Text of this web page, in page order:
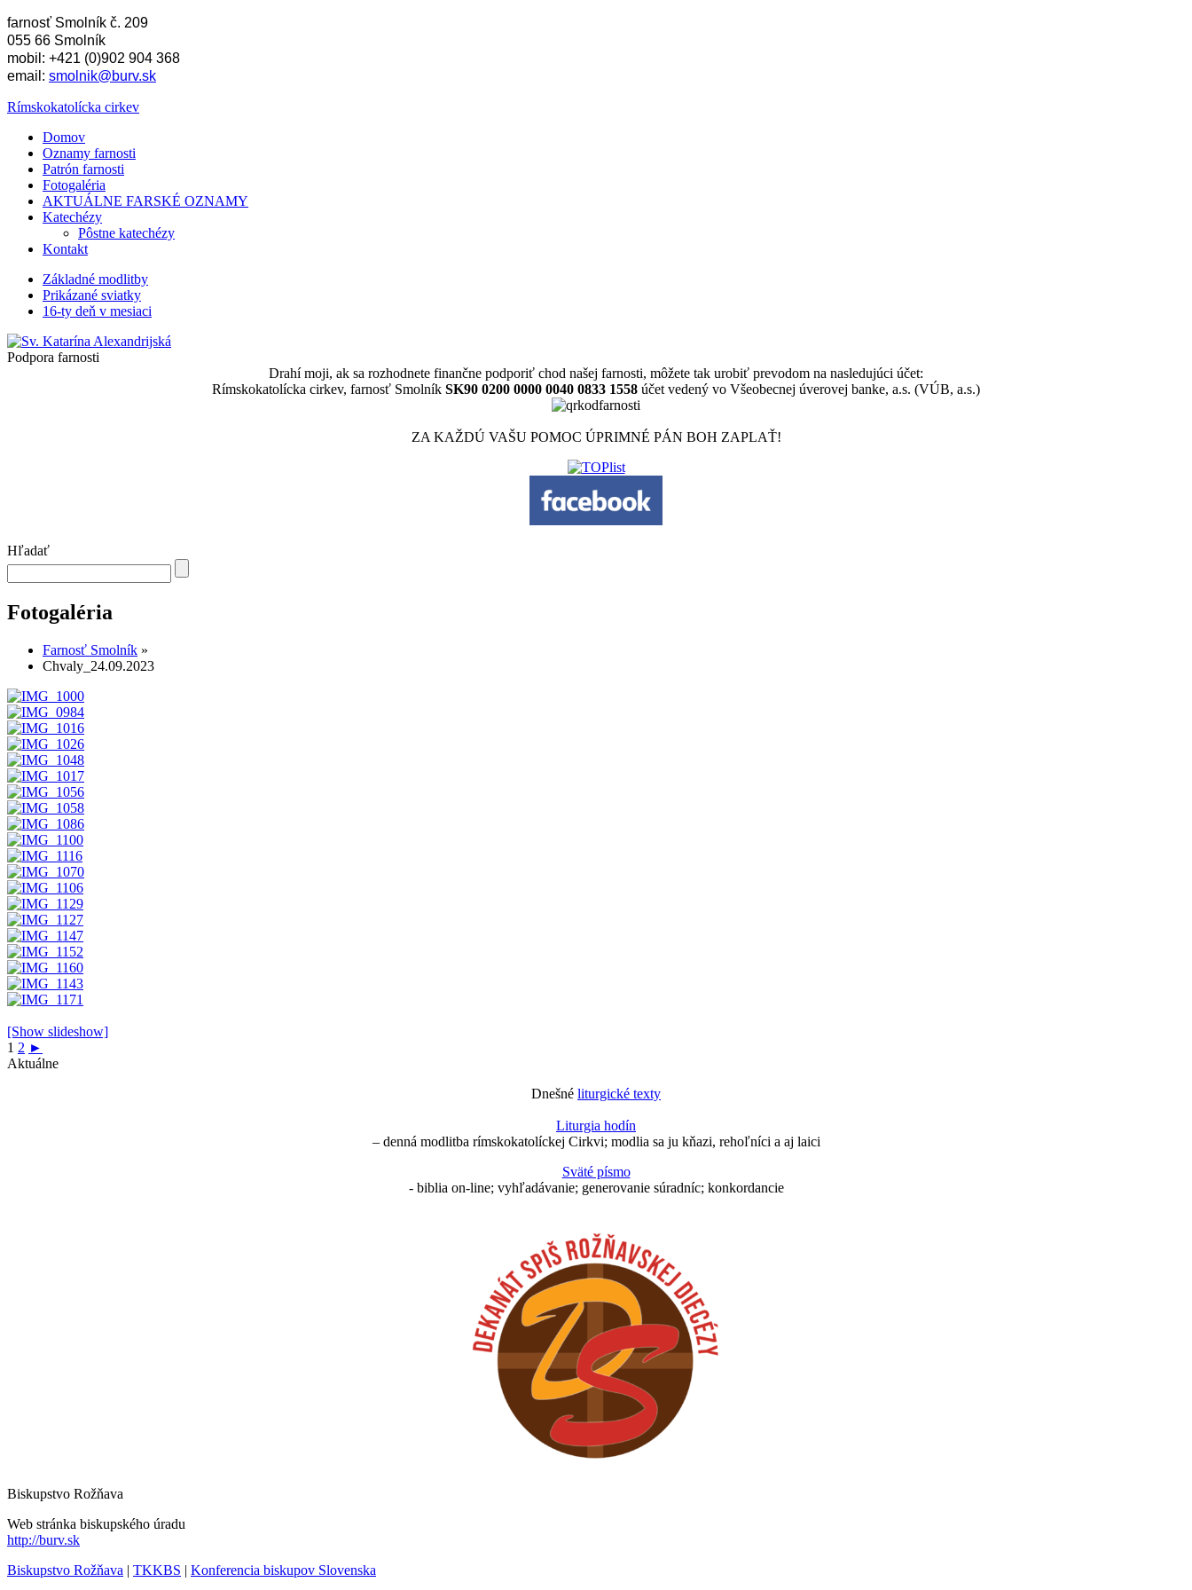
farnosť Smolník č. 209
055 66 Smolník
mobil: +421 (0)902 904 368
email: smolnik@burv.sk
Rímskokatolícka cirkev
Domov
Oznamy farnosti
Patrón farnosti
Fotogaléria
AKTUÁLNE FARSKÉ OZNAMY
Katechézy
Pôstne katechézy
Kontakt
Základné modlitby
Prikázané sviatky
16-ty deň v mesiaci
Podpora farnosti
Drahí moji, ak sa rozhodnete finančne podporiť chod našej farnosti, môžete tak urobiť prevodom na nasledujúci účet:
Rímskokatolícka cirkev, farnosť Smolník SK90 0200 0000 0040 0833 1558 účet vedený vo Všeobecnej úverovej banke, a.s. (VÚB, a.s.)
ZA KAŽDÚ VAŠU POMOC ÚPRIMNÉ PÁN BOH ZAPLAŤ!
Hľadať
Fotogaléria
Farnosť Smolník »
Chvaly_24.09.2023
[Show slideshow]
1 2 ►
Aktuálne
Dnešné liturgické texty
Liturgia hodín
– denná modlitba rímskokatolíckej Cirkvi; modlia sa ju kňazi, rehoľníci a aj laici
Sväté písmo
- biblia on-line; vyhľadávanie; generovanie súradníc; konkordancie
Biskupstvo Rožňava
Web stránka biskupského úradu
http://burv.sk
Biskupstvo Rožňava | TKKBS | Konferencia biskupov Slovenska